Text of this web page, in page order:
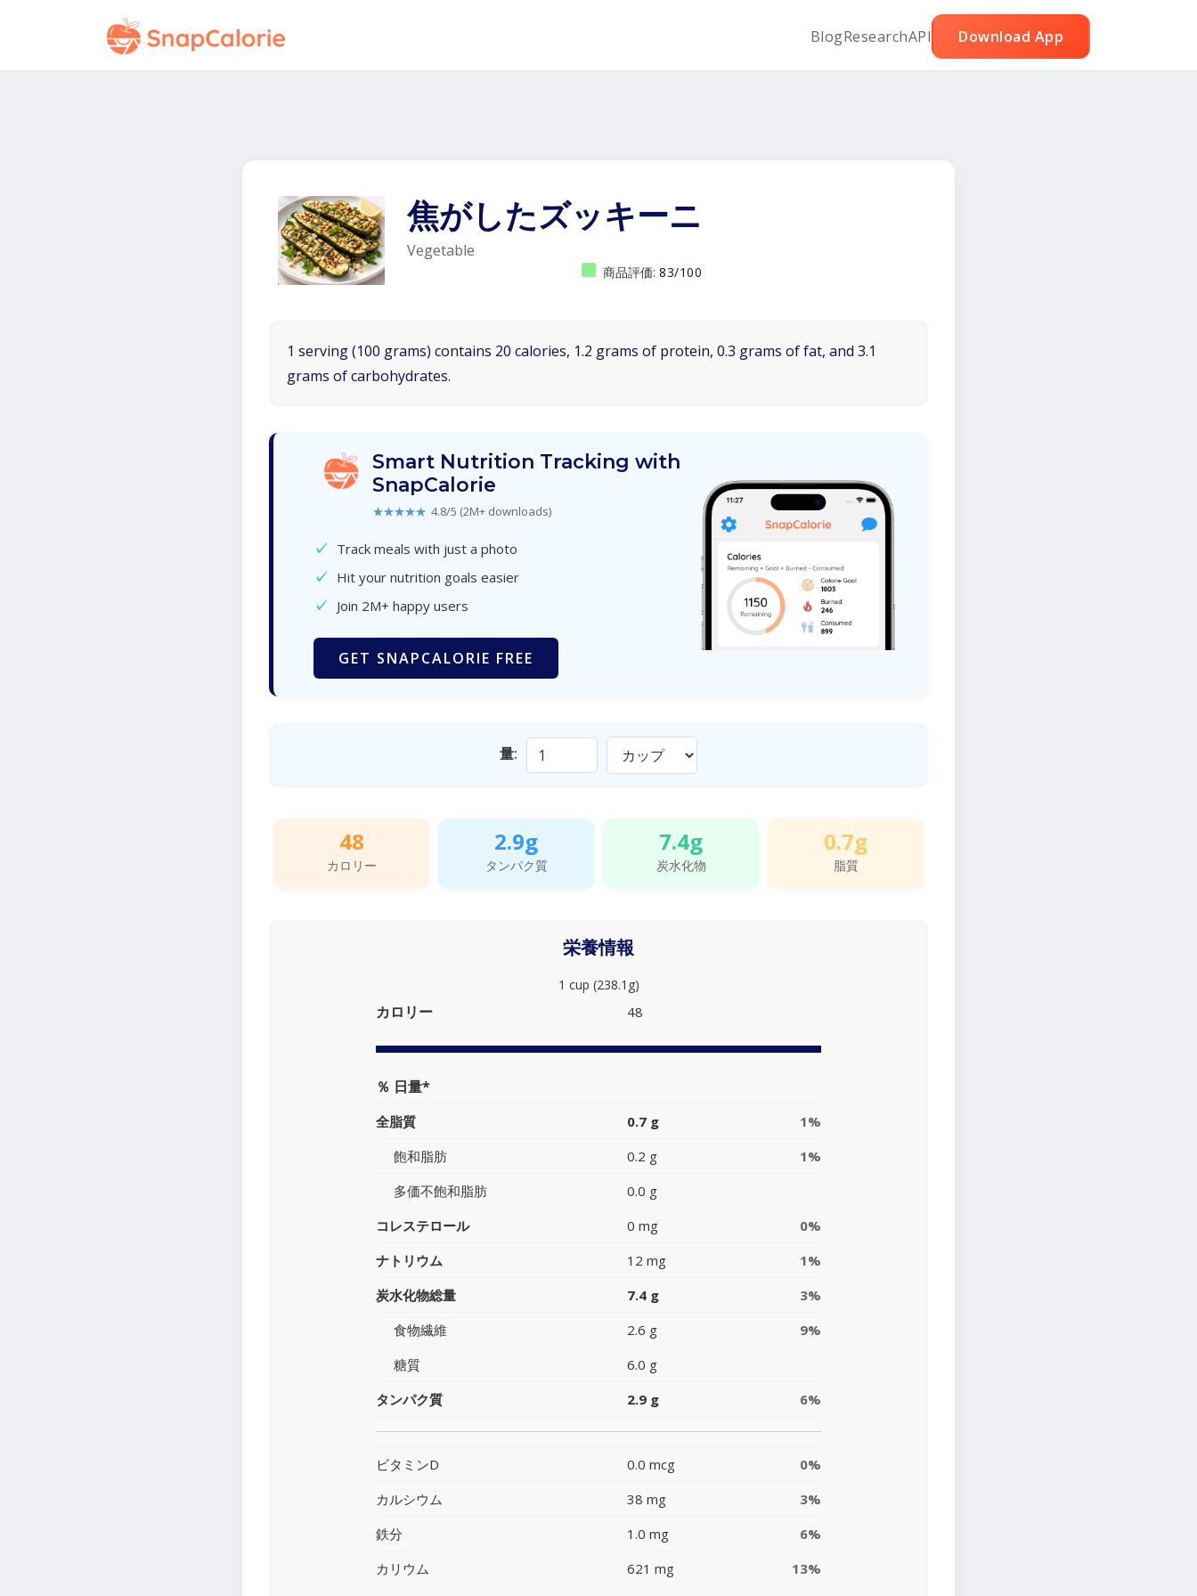
BlogResearchAPI Download App
焦がしたズッキーニ
Vegetable
商品評価: 83/100
1 serving (100 grams) contains 20 calories, 1.2 grams of protein, 0.3 grams of fat, and 3.1
grams of carbohydrates.
Smart Nutrition Tracking with
SnapCalorie
★★★★★ 4.8/5 (2M+ downloads)
✓ Track meals with just a photo
✓ Hit your nutrition goals easier
✓ Join 2M+ happy users
GET SNAPCALORIE FREE
量:
48
カロリー
2.9g
タンパク質
7.4g
炭水化物
0.7g
脂質
栄養情報
1 cup (238.1g)
カロリー 48
％ 日量*
全脂質 0.7 g
1%
飽和脂肪
0.2 g
1%
多価不飽和脂肪
0.0 g
コレステロール
0 mg
0%
ナトリウム
12 mg
1%
炭水化物総量
7.4 g
3%
食物繊維
2.6 g
9%
糖質
6.0 g
タンパク質
2.9 g 6%
ビタミンD 0.0 mcg
0%
カルシウム
38 mg
3%
鉄分
1.0 mg
6%
カリウム
621 mg 13%